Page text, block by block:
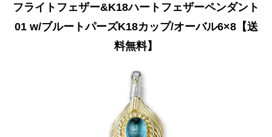
フライトフェザー&K18ハートフェザーペンダント
01 w/ブルートパーズK18カップ/オーバル6×8【送
料無料】